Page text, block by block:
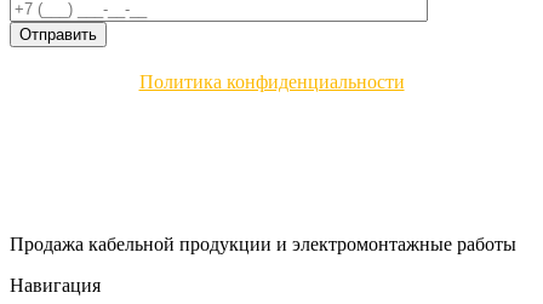
Политика конфиденциальности
Продажа кабельной продукции и электромонтажные работы
Навигация